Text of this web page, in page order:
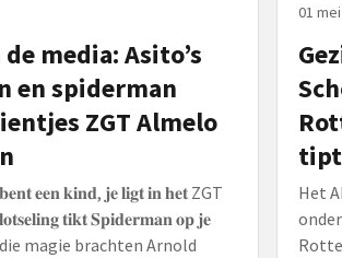
media: Asito’s
en spiderman
ZGT Almelo
𝐞𝐞𝐧 𝐤𝐢𝐧𝐝, 𝐣𝐞 𝐥𝐢𝐠𝐭 𝐢𝐧 𝐡𝐞𝐭 ZGT
𝐭𝐢𝐤𝐭 𝐒𝐩𝐢𝐝𝐞𝐫𝐦𝐚𝐧 𝐨𝐩 𝐣𝐞
magie brachten Arnold
01
Het